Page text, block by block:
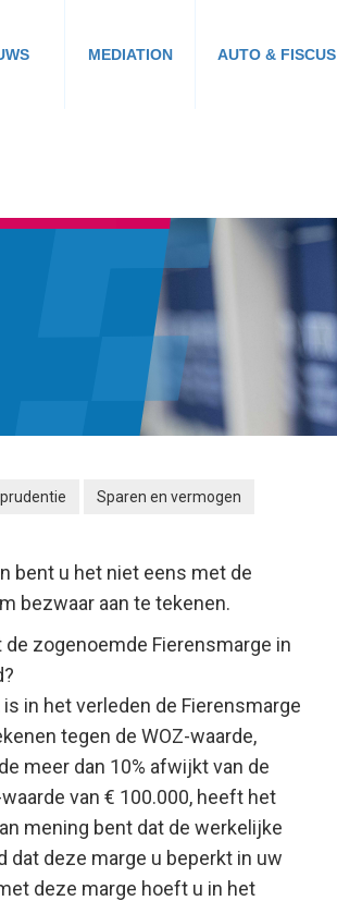
MEDIATION AUTO & FISCUS
Sparen en vermogen
bent u het niet eens met de
bezwaar aan te tekenen.
zogenoemde Fierensmarge in
in het verleden de Fierensmarge
tegen de WOZ-waarde,
meer dan 10% afwijkt van de
van € 100.000, heeft het
mening bent dat de werkelijke
dat deze marge u beperkt in uw
deze marge hoeft u in het